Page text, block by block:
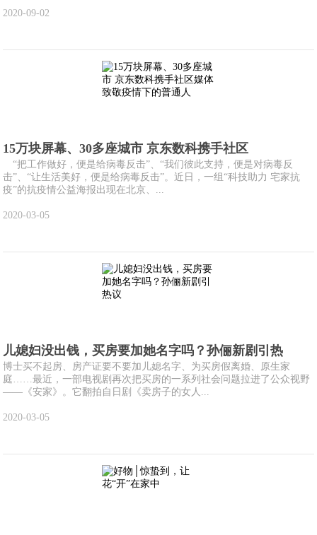
2020-09-02
15万块屏幕、30多座城市 京东数科携手社区
“把工作做好，便是给病毒反击”、“我们彼此支持，便是对病毒反
击”、“让生活美好，便是给病毒反击”。近日，一组“科技助力 宅家抗
疫”的抗疫情公益海报出现在北京、...
2020-03-05
儿媳妇没出钱，买房要加她名字吗？孙俪新剧引热
博士买不起房、房产证要不要加儿媳名字、为买房假离婚、原生家
庭……最近，一部电视剧再次把买房的一系列社会问题拉进了公众视野
——《安家》。它翻拍自日剧《卖房子的女人...
2020-03-05